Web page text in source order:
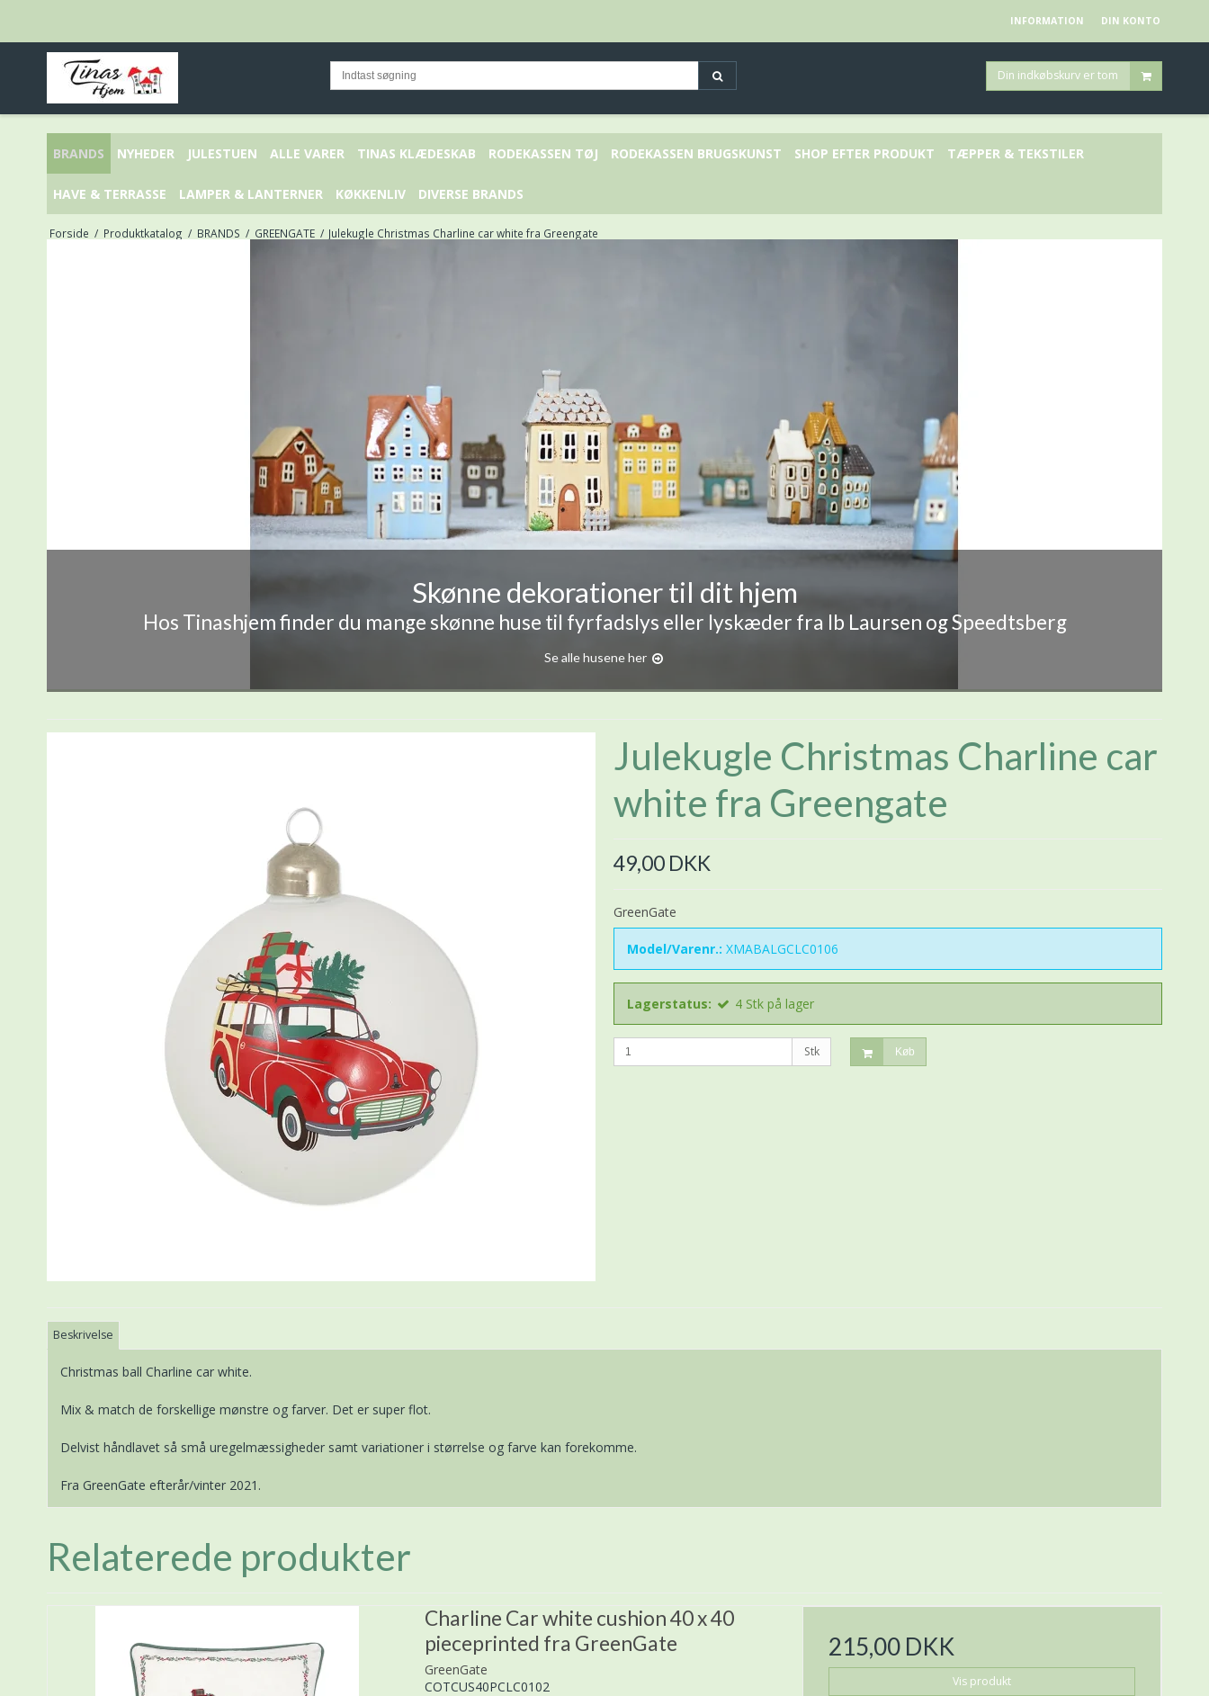
INFORMATION DIN KONTO
Din indkøbskurv er tom
BRANDS NYHEDER JULESTUEN ALLE VARER TINAS KLÆDESKAB RODEKASSEN TØJ RODEKASSEN BRUGSKUNST SHOP EFTER PRODUKT TÆPPER & TEKSTILER
HAVE & TERRASSE LAMPER & LANTERNER KØKKENLIV DIVERSE BRANDS
Forside / Produktkatalog / BRANDS / GREENGATE / Julekugle Christmas Charline car white fra Greengate
Skønne dekorationer til dit hjem
Hos Tinashjem finder du mange skønne huse til fyrfadslys eller lyskæder fra Ib Laursen og Speedtsberg
Se alle husene her
Julekugle Christmas Charline car
white fra Greengate
49,00 DKK
GreenGate
Model/Varenr.: XMABALGCLC0106
Lagerstatus: 4 Stk på lager
Stk Køb
Beskrivelse
Christmas ball Charline car white.
Mix & match de forskellige mønstre og farver. Det er super flot.
Delvist håndlavet så små uregelmæssigheder samt variationer i størrelse og farve kan forekomme.
Fra GreenGate efterår/vinter 2021.
Relaterede produkter
Charline Car white cushion 40 x 40
pieceprinted fra GreenGate
GreenGate
COTCUS40PCLC0102
215,00 DKK
Vis produkt